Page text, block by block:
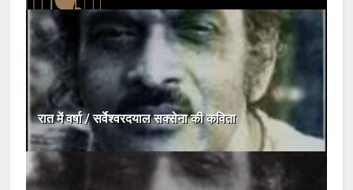
रात में वर्षा / सर्वेश्वरदयाल सक्सेना की कविता